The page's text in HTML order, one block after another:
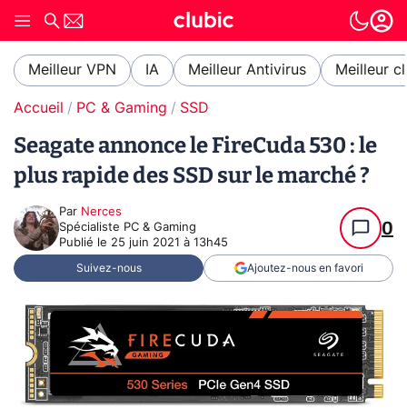
Meilleur VPN IA Meilleur Antivirus Meilleur
Accueil PC & Gaming SSD
Seagate annonce le FireCuda 530 : le
plus rapide des SSD sur le marché ?
Par Nerces
Spécialiste PC & Gaming
Publié le 25 juin 2021 à 13h45
0
Suivez-nous Ajoutez-nous en favori